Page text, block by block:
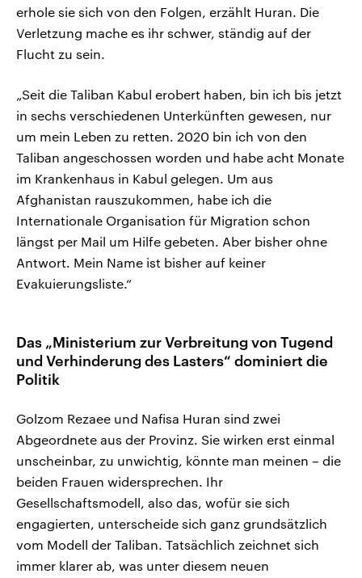
erhole sie sich von den Folgen, erzählt Huran. Die
Verletzung mache es ihr schwer, ständig auf der
Flucht zu sein.
„Seit die Taliban Kabul erobert haben, bin ich bis jetzt
in sechs verschiedenen Unterkünften gewesen, nur
um mein Leben zu retten. 2020 bin ich von den
Taliban angeschossen worden und habe acht Monate
im Krankenhaus in Kabul gelegen. Um aus
Afghanistan rauszukommen, habe ich die
Internationale Organisation für Migration schon
längst per Mail um Hilfe gebeten. Aber bisher ohne
Antwort. Mein Name ist bisher auf keiner
Evakuierungsliste.“
Das „Ministerium zur Verbreitung von Tugend
und Verhinderung des Lasters“ dominiert die
Politik
Golzom Rezaee und Nafisa Huran sind zwei
Abgeordnete aus der Provinz. Sie wirken erst einmal
unscheinbar, zu unwichtig, könnte man meinen – die
beiden Frauen widersprechen. Ihr
Gesellschaftsmodell, also das, wofür sie sich
engagierten, unterscheide sich ganz grundsätzlich
vom Modell der Taliban. Tatsächlich zeichnet sich
immer klarer ab, was unter diesem neuen